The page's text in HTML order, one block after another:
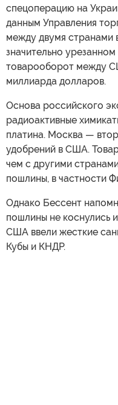
спецоперацию на
данным Управления
между двумя странами
значительно
товарооборот между
миллиарда долларов.
Основа российского
радиоактивные
платина. Москва —
удобрений в США.
чем с другими
пошлины, в частности
Однако Бессент
пошлины не коснулись
США ввели жесткие
Кубы и КНДР.